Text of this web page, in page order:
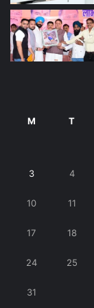
M T
3 4
10 11
17 18
24 25
31